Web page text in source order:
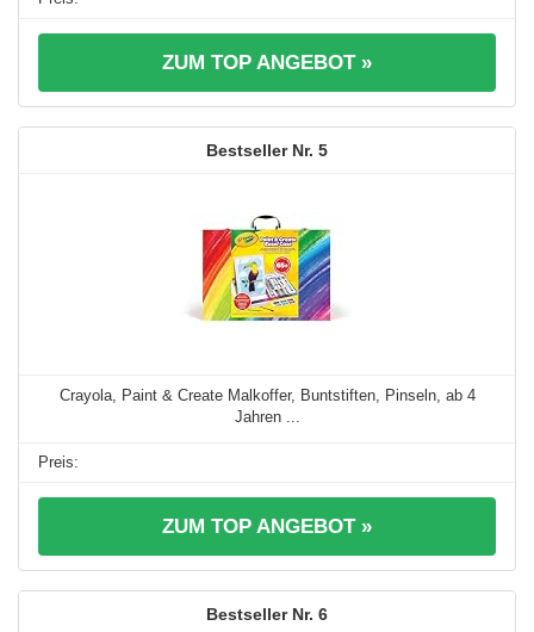
ZUM TOP ANGEBOT »
5
Crayola, Paint & Create Malkoffer, Buntstiften, Pinseln, ab 4
Jahren ...
ZUM TOP ANGEBOT »
6